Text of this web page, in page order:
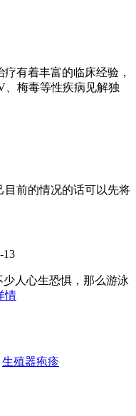
有着丰富的临床经验，
、梅毒等性疾病见解独
目前的情况的话可以先将
13
人心生恐惧，那么游泳
情
生殖器疱疹